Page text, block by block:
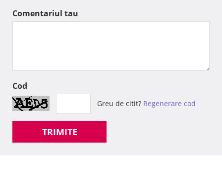
Comentariul tau
Cod
Greu de citit? Regenerare cod
TRIMITE